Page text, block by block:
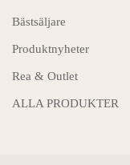
Bästsäljare
Produktnyheter
Rea & Outlet
ALLA PRODUKTER